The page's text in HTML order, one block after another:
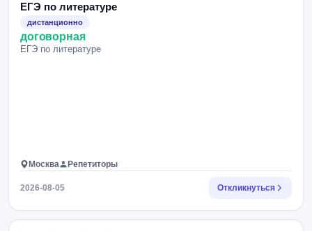
ЕГЭ по литературе
дистанционно
договорная
ЕГЭ по литературе
Москва Репетиторы
2026-08-05 Откликнуться